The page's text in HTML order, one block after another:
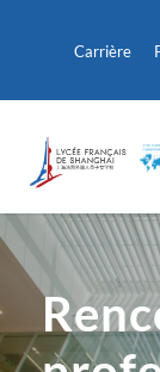
Carrière